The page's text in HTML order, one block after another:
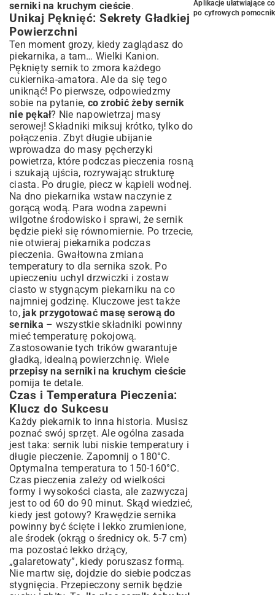
serniki na kruchym cieście.
Unikaj Pęknięć: Sekrety Gładkiej
Powierzchni
Ten moment grozy, kiedy zaglądasz do
piekarnika, a tam… Wielki Kanion.
Pęknięty sernik to zmora każdego
cukiernika-amatora. Ale da się tego
uniknąć! Po pierwsze, odpowiedzmy
sobie na pytanie, co zrobić żeby sernik
nie pękał? Nie napowietrzaj masy
serowej! Składniki miksuj krótko, tylko do
połączenia. Zbyt długie ubijanie
wprowadza do masy pęcherzyki
powietrza, które podczas pieczenia rosną
i szukają ujścia, rozrywając strukturę
ciasta. Po drugie, piecz w kąpieli wodnej.
Na dno piekarnika wstaw naczynie z
gorącą wodą. Para wodna zapewni
wilgotne środowisko i sprawi, że sernik
będzie piekł się równomiernie. Po trzecie,
nie otwieraj piekarnika podczas
pieczenia. Gwałtowna zmiana
temperatury to dla sernika szok. Po
upieczeniu uchyl drzwiczki i zostaw
ciasto w stygnącym piekarniku na co
najmniej godzinę. Kluczowe jest także
to, jak przygotować masę serową do
sernika – wszystkie składniki powinny
mieć temperaturę pokojową.
Zastosowanie tych trików gwarantuje
gładką, idealną powierzchnię. Wiele
przepisy na serniki na kruchym cieście
pomija te detale.
Czas i Temperatura Pieczenia:
Klucz do Sukcesu
Każdy piekarnik to inna historia. Musisz
poznać swój sprzęt. Ale ogólna zasada
jest taka: sernik lubi niskie temperatury i
długie pieczenie. Zapomnij o 180°C.
Optymalna temperatura to 150-160°C.
Czas pieczenia zależy od wielkości
formy i wysokości ciasta, ale zazwyczaj
jest to od 60 do 90 minut. Skąd wiedzieć,
kiedy jest gotowy? Krawędzie sernika
powinny być ścięte i lekko zrumienione,
ale środek (okrąg o średnicy ok. 5-7 cm)
ma pozostać lekko drżący,
„galaretowaty”, kiedy poruszasz formą.
Nie martw się, dojdzie do siebie podczas
stygnięcia. Przepieczony sernik będzie
Aplikacje ułatwiające
po cyfrowych